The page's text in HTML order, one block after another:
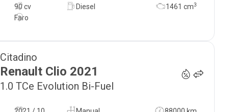
90 cv
Diesel 1461 cm3
Faro
Citadino
Renault Clio 2021
1.0 TCe Evolution Bi-Fuel